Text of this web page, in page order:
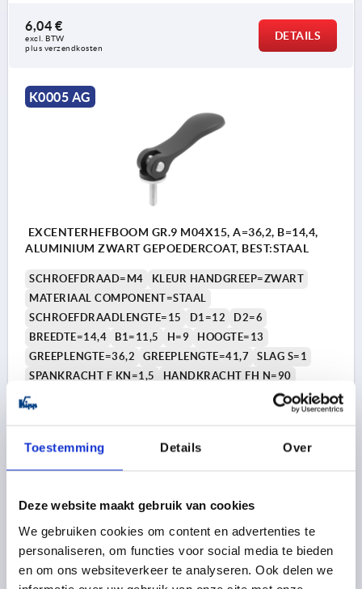
Toestemming Details Over
Deze website maakt gebruik van cookies
We gebruiken cookies om content en advertenties te
personaliseren, om functies voor social media te bieden
en om ons websiteverkeer te analyseren. Ook delen we
6,04 €
excl. BTW
plus verzendkosten
DETAILS
K0005 AG
EXCENTERHEFBOOM GR.9 M04X15, A=36,2, B=14,4,
ALUMINIUM ZWART GEPOEDERCOAT, BEST:STAAL
SCHROEFDRAAD=M4
KLEUR HANDGREEP=ZWART
MATERIAAL COMPONENT=STAAL
SCHROEFDRAADLENGTE=15
D1=12
D2=6
BREEDTE=14,4
B1=11,5 H=9
HOOGTE=13
GREEPLENGTE=36,2
GREEPLENGTE=41,7
SLAG S=1
SPANKRACHT F KN=1,5
HANDKRACHT FH N=90
Bestelnummer:
6,04 €
excl. BTW
DETAILS
K0005 AG